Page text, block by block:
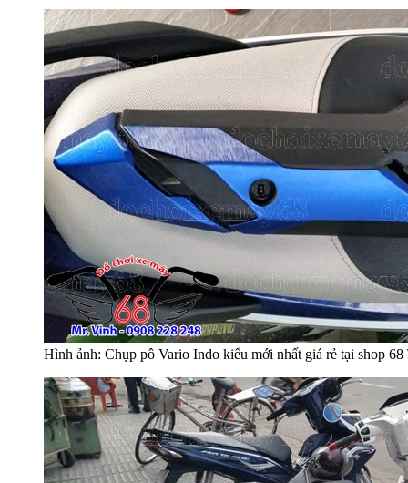
Hình ảnh: Chụp pô Vario Indo kiểu mới nhất giá rẻ tại shop